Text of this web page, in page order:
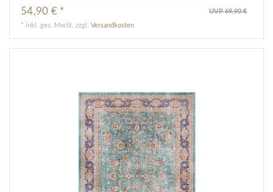
UVP 69,90 €
54,90 € *
* inkl. ges. MwSt. zzgl.Versandkosten